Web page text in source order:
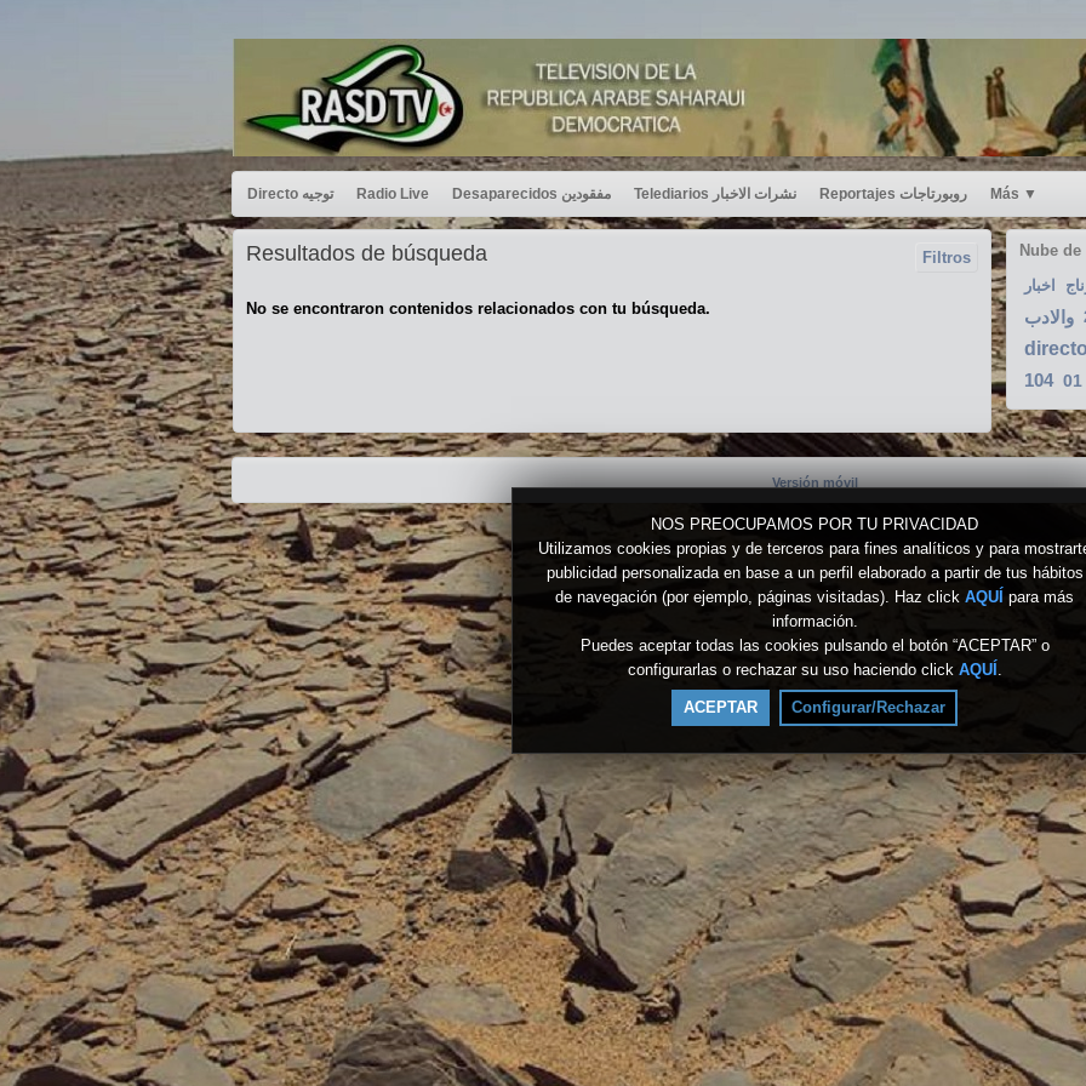
NOS PREOCUPAMOS POR TU PRIVACIDAD
Utilizamos cookies propias y de terceros para fines analíticos y para
publicidad personalizada en base a un perfil elaborado a partir de tus hábitos
de navegación (por ejemplo, páginas visitadas). Haz click AQUÍ para más
información.
Puedes aceptar todas las cookies pulsando el botón “ACEPTAR” o
configurarlas o rechazar su uso haciendo click AQUÍ .
ACEPTAR Configurar/Rechazar
Directo توجيه Radio Live Desaparecidos مفقودين Telediarios نشرات الاخبار Reportajes روبورتاجات Más ▼
Nube de
اخبار
والادب
104 01
Filtros
Resultados de búsqueda
No se encontraron contenidos relacionados con tu búsqueda.
Versión móvil